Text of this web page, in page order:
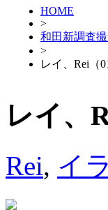
HOME
>
和田新調査
>
レイ、Rei（
レイ、
Rei, イ